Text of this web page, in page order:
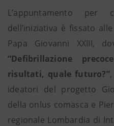
L’appuntamento
dell’iniziativa è fissato
Papa Giovanni XXIII,
“Defibrillazione
risultati, quale futuro?”
ideatori del progetto
della onlus comasca e
regionale Lombardia di